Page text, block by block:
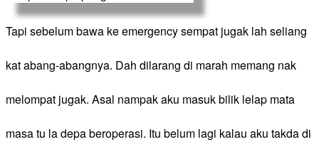
Tapi sebelum bawa ke emergency sempat jugak lah seliang
kat abang-abangnya. Dah dilarang di marah memang nak
melompat jugak. Asal nampak aku masuk bilik lelap mata
masa tu la depa beroperasi. Itu belum lagi kalau aku takda di